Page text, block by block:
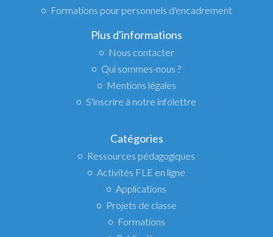
Formations pour personnels d'encadrement
Plus d'informations
Nous contacter
Qui sommes-nous ?
Mentions légales
S'inscrire à notre infolettre
Catégories
Ressources pédagogiques
Activités FLE en ligne
Applications
Projets de classe
Formations